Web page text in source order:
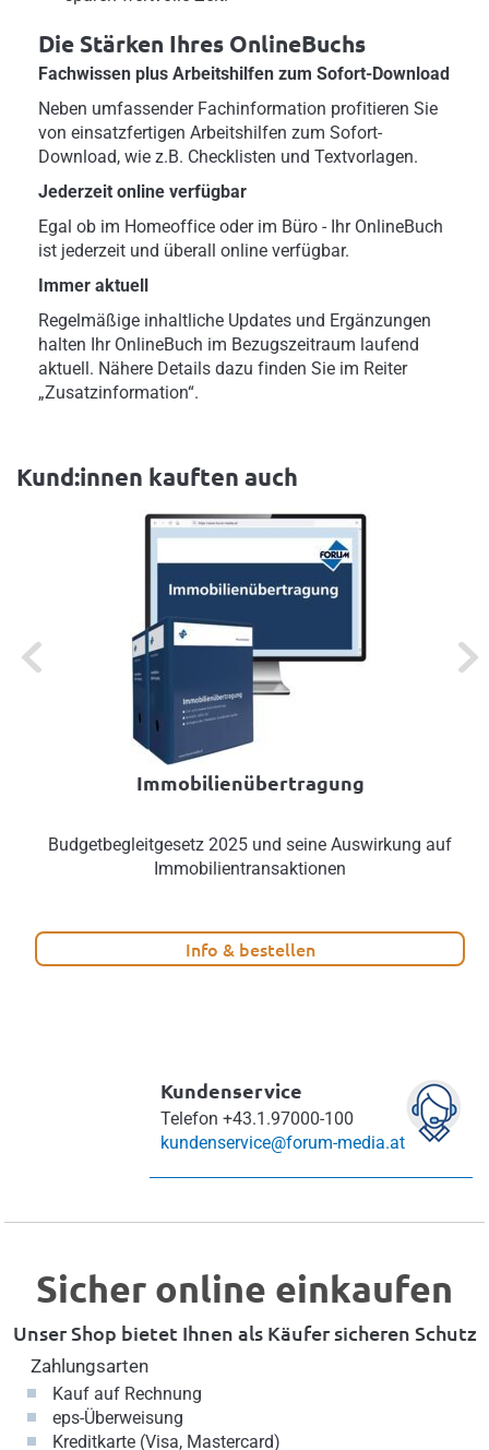
Die Stärken Ihres OnlineBuchs
Fachwissen plus Arbeitshilfen zum Sofort-Download
Neben umfassender Fachinformation profitieren Sie
von einsatzfertigen Arbeitshilfen zum Sofort-
Download, wie z.B. Checklisten und Textvorlagen.
Jederzeit online verfügbar
Egal ob im Homeoffice oder im Büro - Ihr OnlineBuch
ist jederzeit und überall online verfügbar.
Immer aktuell
Regelmäßige inhaltliche Updates und Ergänzungen
halten Ihr OnlineBuch im Bezugszeitraum laufend
aktuell. Nähere Details dazu finden Sie im Reiter
„Zusatzinformation“.
Kund:innen kauften auch
Previous Next
Immobilienübertragung
Budgetbegleitgesetz 2025 und seine Auswirkung auf
Immobilientransaktionen
Info & bestellen
Kundenservice
Telefon +43.1.97000-100
kundenservice@forum-media.at
Sicher online einkaufen
Unser Shop bietet Ihnen als Käufer sicheren Schutz
Zahlungsarten
Kauf auf Rechnung
eps-Überweisung
Kreditkarte (Visa, Mastercard)